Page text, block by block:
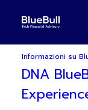
Informazioni su
DNA